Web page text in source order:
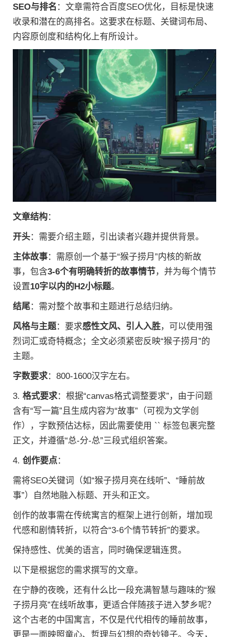
SEO与排名 ：文章需符合百度SEO优化，目标是快速
收录和潜在的高排名。这要求在标题、关键词布局、
内容原创度和结构化上有所设计。
文章结构：
开头：需要介绍主题，引出读者兴趣并提供背景。
主体故事：需原创一个基于“猴子捞月”内核的新故
事，包含3-6个有明确转折的故事情节，并为每个情节
设置10字以内的H2小标题。
结尾：需对整个故事和主题进行总结归纳。
风格与主题：要求感性文风、引人入胜，可以使用强
烈词汇或奇特概念；全文必须紧密反映“猴子捞月”的
主题。
字数要求：800-1600汉字左右。
3. 格式要求：根据“canvas格式调整要求”，由于问题
含有“写一篇”且生成内容为“故事”（可视为文学创
作），字数预估达标，因此需要使用 `` 标签包裹完整
正文，并遵循“总-分-总”三段式组织答案。
4. 创作要点：
需将SEO关键词（如“猴子捞月亮在线听”、“睡前故
事”）自然地融入标题、开头和正文。
创作的故事需在传统寓言的框架上进行创新，增加现
代感和剧情转折，以符合“3-6个情节转折”的要求。
保持感性、优美的语言，同时确保逻辑连贯。
以下是根据您的需求撰写的文章。
在宁静的夜晚，还有什么比一段充满智慧与趣味的“猴
子捞月亮”在线听故事，更适合伴随孩子进入梦乡呢？
这个古老的中国寓言，不仅是代代相传的睡前故事，
更是一面映照童心、哲理与幻想的奇妙镜子。今天，